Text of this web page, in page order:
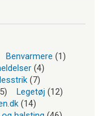
Benvarmere (1)
(4)
(7)
Legetøj (12)
(14)